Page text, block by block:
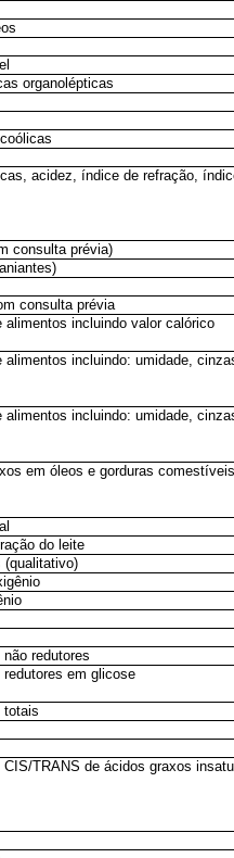
organolépticas
acidez, índice de refração,
consulta prévia)
consulta prévia
incluindo valor calórico
alimentos incluindo: umidade,
alimentos incluindo: umidade,
em óleos e gorduras
do leite
(qualitativo)
redutores
em glicose
totais
TRANS de ácidos graxos